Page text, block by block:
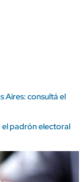
Aires: consultá el
padrón electoral